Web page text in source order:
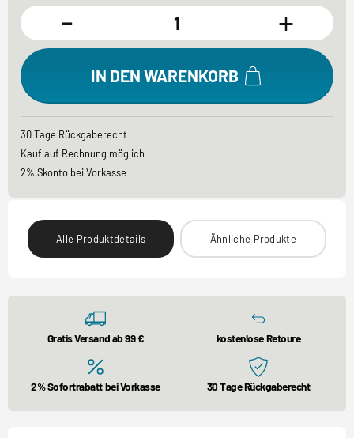
- +
IN DEN WARENKORB
30 Tage Rückgaberecht
Kauf auf Rechnung möglich
2% Skonto bei Vorkasse
Alle Produktdetails Ähnliche Produkte
Gratis Versand ab 99 € kostenlose Retoure
2% Sofortrabatt bei Vorkasse 30 Tage Rückgaberecht